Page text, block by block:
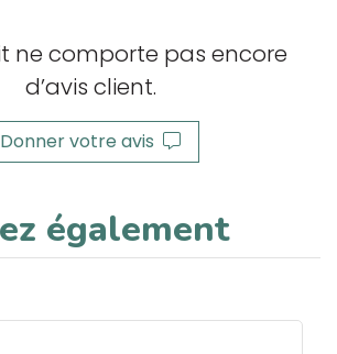
ne comporte pas encore
d’avis client.
Donner votre avis
également